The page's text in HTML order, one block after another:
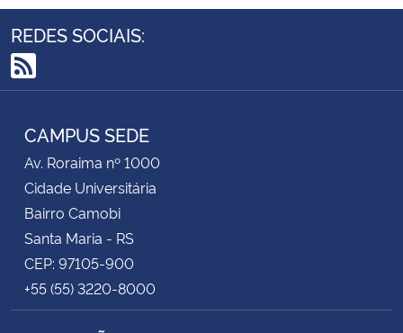
REDES SOCIAIS:
RSS
CAMPUS SEDE
Av. Roraima nº 1000
Cidade Universitária
Bairro Camobi
Santa Maria - RS
CEP: 97105-900
+55 (55) 3220-8000